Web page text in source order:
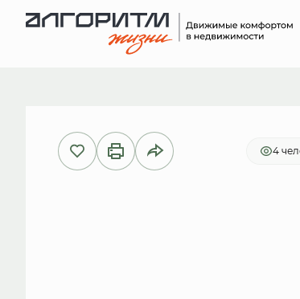
Студия27.2 м25 962
4